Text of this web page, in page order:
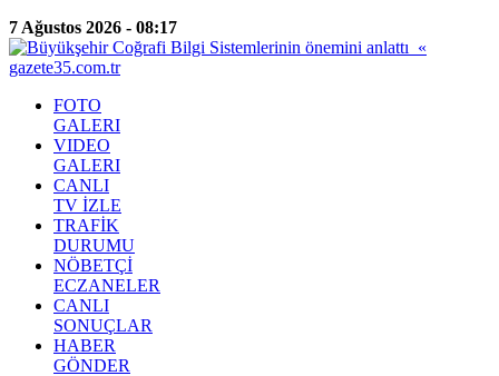
7 Ağustos 2026 - 08:17
FOTO
GALERI
VIDEO
GALERI
CANLI
TV İZLE
TRAFİK
DURUMU
NÖBETÇİ
ECZANELER
CANLI
SONUÇLAR
HABER
GÖNDER